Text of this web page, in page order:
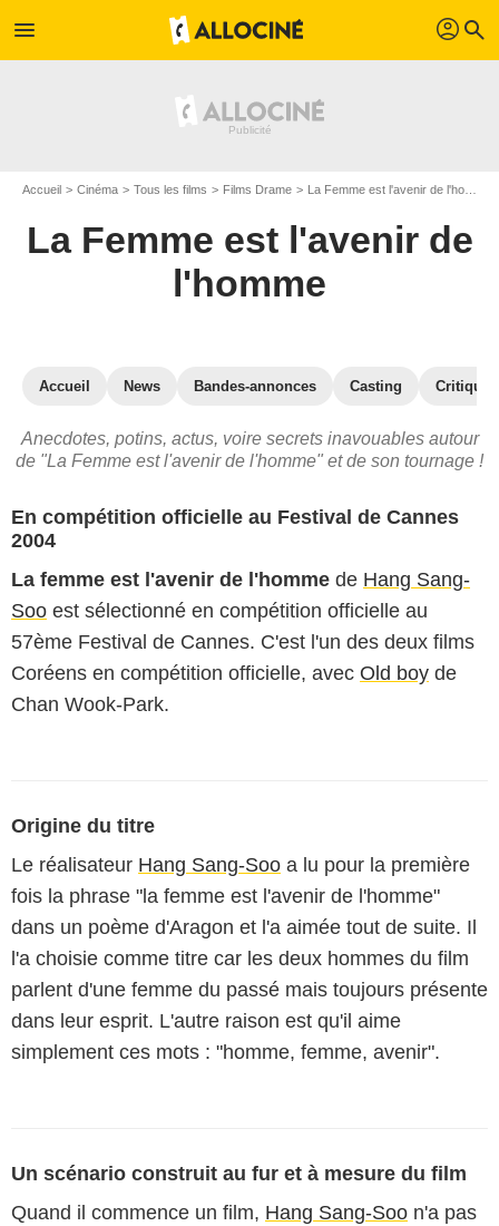
menu profil search
Accueil Cinéma Tous les films Films Drame La Femme est l'avenir de l'homme
La Femme est l'avenir de
l'homme
Accueil News Bandes-annonces Casting
Anecdotes, potins, actus, voire secrets inavouables autour
de "La Femme est l'avenir de l'homme" et de son tournage !
En compétition officielle au Festival de Cannes
2004
La femme est l'avenir de l'homme de Hang Sang-
Soo est sélectionné en compétition officielle au
57ème Festival de Cannes. C'est l'un des deux films
Coréens en compétition officielle, avec Old boy de
Chan Wook-Park.
Origine du titre
Le réalisateur Hang Sang-Soo a lu pour la première
fois la phrase "la femme est l'avenir de l'homme"
dans un poème d'Aragon et l'a aimée tout de suite. Il
l'a choisie comme titre car les deux hommes du film
parlent d'une femme du passé mais toujours présente
dans leur esprit. L'autre raison est qu'il aime
simplement ces mots : "homme, femme, avenir".
Un scénario construit au fur et à mesure du film
Quand il commence un film, Hang Sang-Soo n'a pas